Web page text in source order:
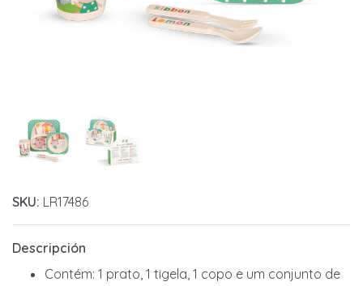
SKU: LR17486
Descripción
Contém: 1 prato, 1 tigela, 1 copo e um conjunto de